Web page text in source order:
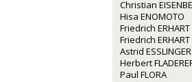
Christian
Hisa ENOMOTO
Friedrich ERHART
Friedrich ERHART
Astrid ESSLINGER
Herbert
Paul FLORA